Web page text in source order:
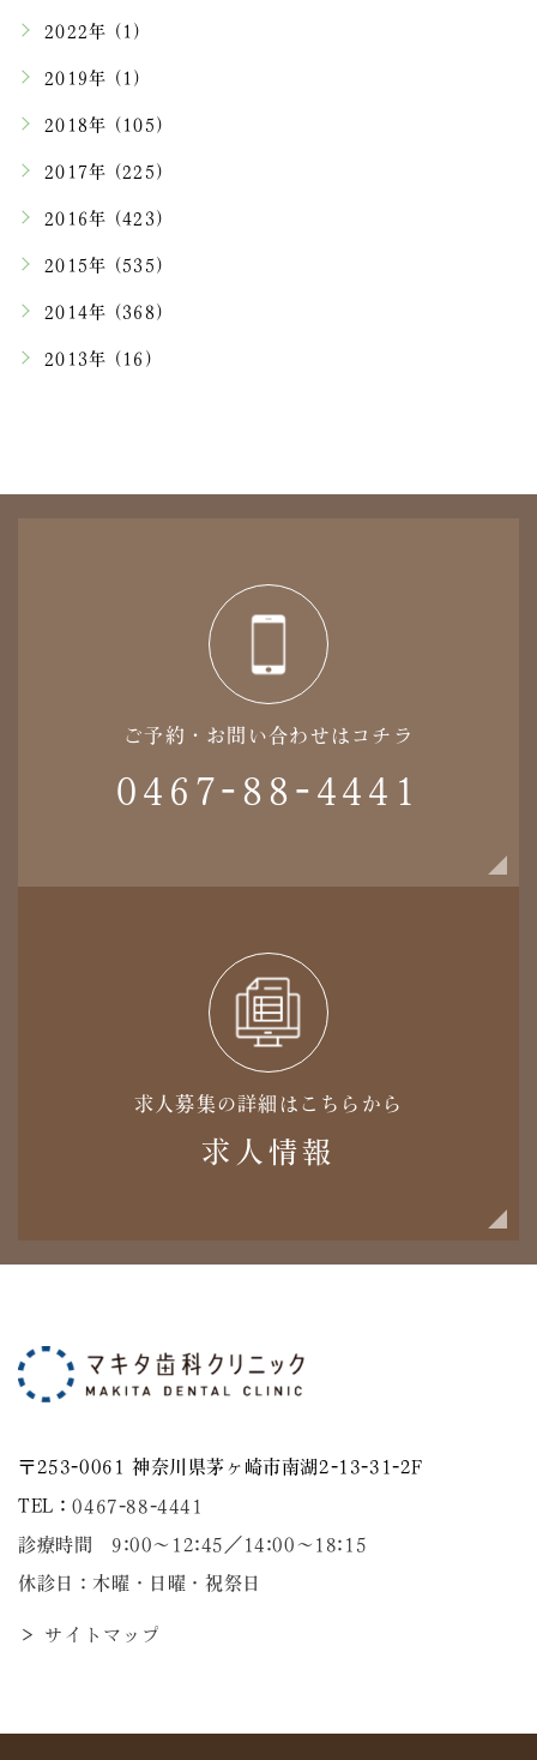
2022年 (1)
2019年 (1)
2018年 (105)
2017年 (225)
2016年 (423)
2015年 (535)
2014年 (368)
2013年 (16)
ご予約・お問い合わせはコチラ
0467-88-4441
求人募集の詳細はこちらから
求人情報
〒253-0061 神奈川県茅ヶ崎市南湖2-13-31-2F
TEL：0467-88-4441
診療時間 9:00～12:45／14:00〜18:15
休診日：木曜・日曜・祝祭日
＞ サイトマップ